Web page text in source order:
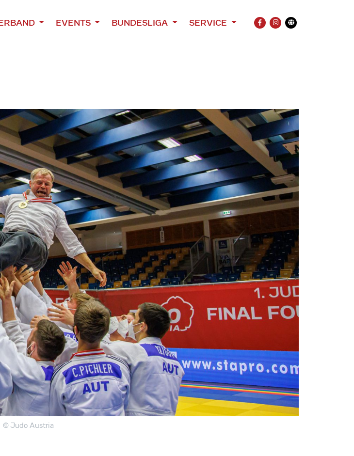
EVENTS BUNDESLIGA SERVICE
FACEBOOK
INSTAGRAM
Übersetzung
© Judo Austria